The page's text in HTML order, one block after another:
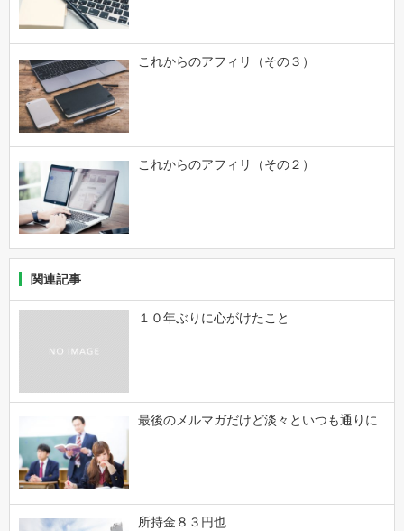
これからのアフィリ（その３）
これからのアフィリ（その２）
関連記事
１０年ぶりに心がけたこと
最後のメルマガだけど淡々といつも通りに
所持金８３円也